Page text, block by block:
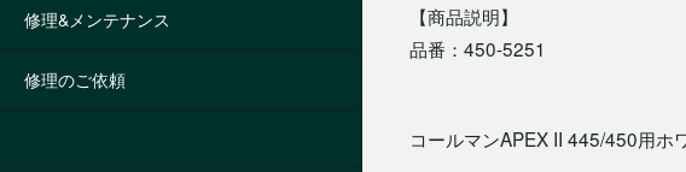
修理&メンテナンス
修理のご依頼
【商品説明】
品番：450-5251
コールマンAPEX II 445/450用ホ